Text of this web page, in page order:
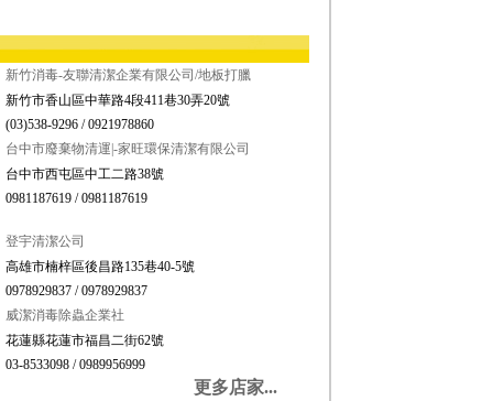
新竹消毒-友聯清潔企業有限公司/地板打臘
新竹市香山區中華路4段411巷30弄20號
(03)538-9296 / 0921978860
台中市廢棄物清運|-家旺環保清潔有限公司
台中市西屯區中工二路38號
0981187619 / 0981187619
登宇清潔公司
高雄市楠梓區後昌路135巷40-5號
0978929837 / 0978929837
威潔消毒除蟲企業社
花蓮縣花蓮市福昌二街62號
03-8533098 / 0989956999
更多店家...